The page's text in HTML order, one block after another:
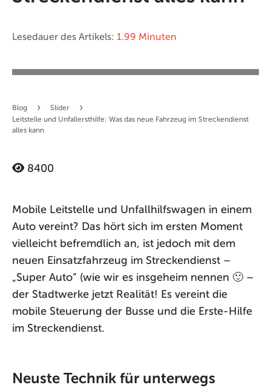
Lesedauer des Artikels: 1.99 Minuten
Blog › Slider ›
Leitstelle und Unfallersthilfe: Was das neue Fahrzeug im Streckendienst
alles kann
8400
Mobile Leitstelle und Unfallhilfswagen in einem
Auto vereint? Das hört sich im ersten Moment
vielleicht befremdlich an, ist jedoch mit dem
neuen Einsatzfahrzeug im Streckendienst –
„Super Auto“ (wie wir es insgeheim nennen 🙂 –
der Stadtwerke jetzt Realität! Es vereint die
mobile Steuerung der Busse und die Erste-Hilfe
im Streckendienst.
Neuste Technik für unterwegs